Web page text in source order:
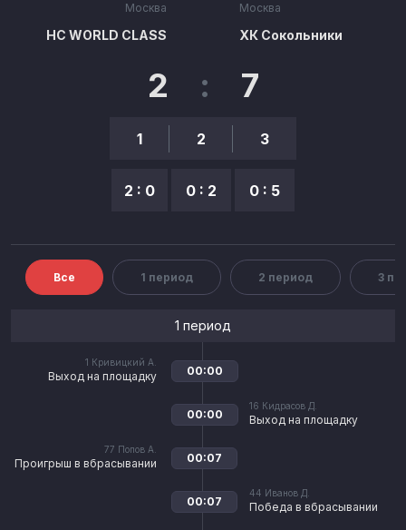
Москва
HC WORLD CLASS
2 : 7
1
2 : 0
2
0 : 2
3
0 : 5
Москва
ХК Сокольники
Все 1 период 2 период 3
1 период
1 Кривицкий А.
Выход на площадку 00:00
16 Кидрасов Д.
Выход на площадку
00:00
77 Попов А.
Проигрыш в вбрасывании 00:07
44 Иванов Д.
Победа в вбрасывании
00:07